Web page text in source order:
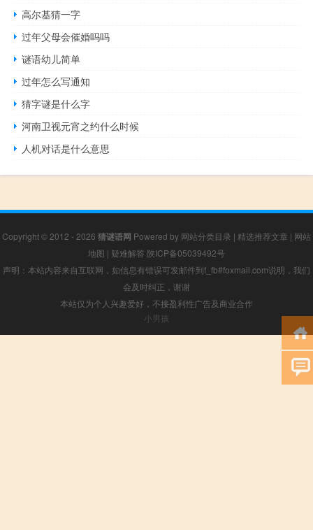
高尔基猜一字
过年父母会催婚吗吗
谜语幼儿简单
过年怎么写通知
猜字谜是什么字
河南卫视元宵之约什么时候
人机对话是什么意思
Copyright © 2012 - 2026 猜谜语网 Powered by 网站分类目录 | 精选推荐文章 | 网站
地图 | 疑难解答 陕ICP备05039492号
声明：本站内容来自互联网，如信息有错误可发邮件到f_fb#foxmail.com说明，我们
会及时纠正，谢谢
本站仅为个人兴趣爱好，不接盈利性广告及商业合作
小男孩